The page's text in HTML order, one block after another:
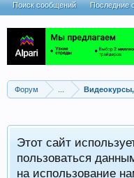
Форум
Этот сайт
пользоваться
на использование
Поиск сообщений Последние